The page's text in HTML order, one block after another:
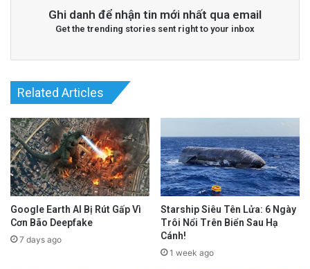
Ghi danh để nhận tin mới nhất qua email
Get the trending stories sent right to your inbox
Related Articles
Google Earth AI Bị Rút Gấp Vì
Cơn Bão Deepfake
7 days ago
Starship Siêu Tên Lửa: 6 Ngày
Trôi Nổi Trên Biển Sau Hạ
Cánh!
1 week ago